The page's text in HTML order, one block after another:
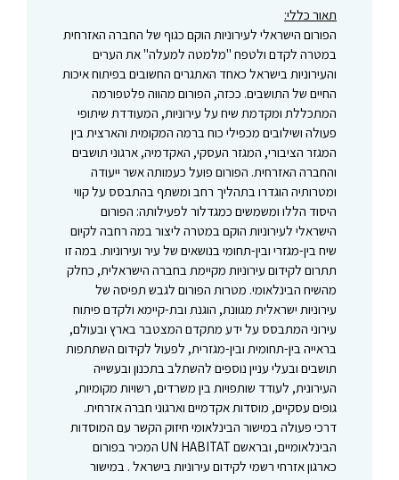
תאור כללי:
הפורום הישראלי לעירוניות הוקם כגוף של החברה האזרחית
במטרה לקדם ולטפח "מלמטה למעלה" את הערים
והעירוניות בישראל כאחד האתגרים החשובים בפיתוח איכות
החיים של התושבים. ככזה, הפורום מהווה פלטפורמה
המתכללת ומקדמת שיח על עירוניות, המעודדת שיתופי
פעולה ושילובים מכפילי כוח ברמה המקומית והארצית בין
המגזר הציבורי, המגזר העסקי, האקדמיה, ארגוני תושבים
והחברה האזרחית. הפורום פועל כעמותה אשר ייעודה
ומטרותיה הוגדרו בתהליך רחב ומשתף בהתבסס על קווי
היסוד הללו ומשמשים כמגדלור לפעילותה: הפורום
הישראלי לעירוניות הוקם במטרה ליצור במה רחבה לקיום
שיח בין-מגזרי ובין-תחומי בנושאים של עיר ועירוניות. במה זו
תתרום לקידום עירוניות מקיימת בחברה הישראלית, כחלק
מהשיח הבינלאומי. מטרות הפורום לגבש תפיסה של
עירוניות ישראלית מגוונת, הוגנת ובת-קיימא ולקדם פיתוח
עירוני המתבסס על ידע מתקדם המצטבר בארץ ובעולם,
בראייה בין-תחומית ובין-מגזרית, לפעול לקידום השתתפות
תושבים ובעלי עניין נוספים להשתלב בתכנון ובעשייה
העירונית, לעודד שותפויות בין משרדים, רשויות מקומיות,
גופים עסקיים, מוסדות אקדמיים וארגוני חברה אזרחית.
דרכי פעולה במישור הבינלאומי חיזוק הקשר עם המוסדות
הבינלאומיים, ובראשם UN HABITAT המכיר בפורום
כארגון אזרחי רשמי לקידום עירוניות בישראל . במישור